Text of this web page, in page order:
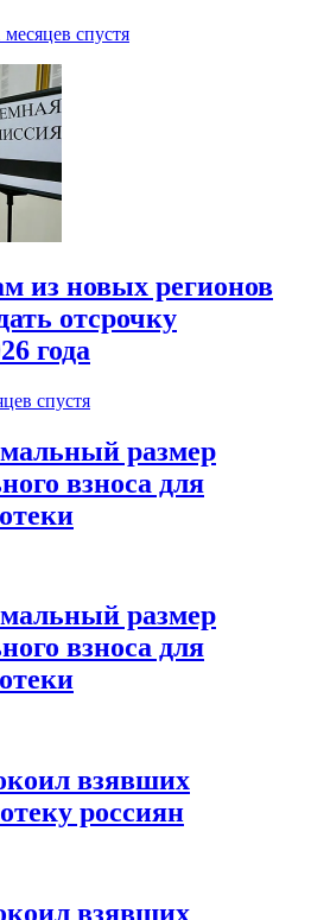
месяцев спустя
из новых регионов
отсрочку
года
спустя
размер
взноса для
размер
взноса для
взявших
россиян
взявших